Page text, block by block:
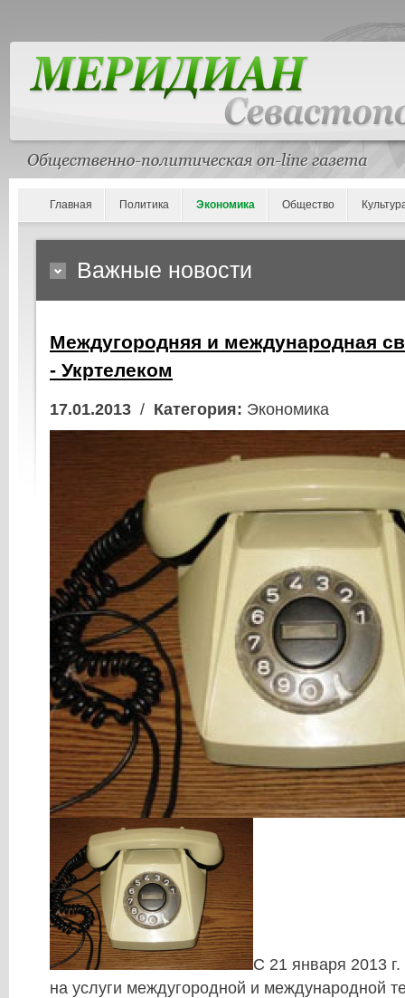
Главная Политика Экономика Общество
Важные новости
Междугородняя и международная
- Укртелеком
17.01.2013 / Категория: Экономика
С 21 января 2013
на услуги междугородной и международной